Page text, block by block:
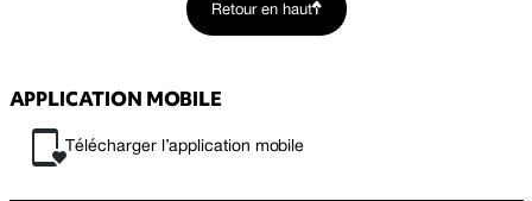
Retour en haut
APPLICATION MOBILE
Télécharger l’application mobile